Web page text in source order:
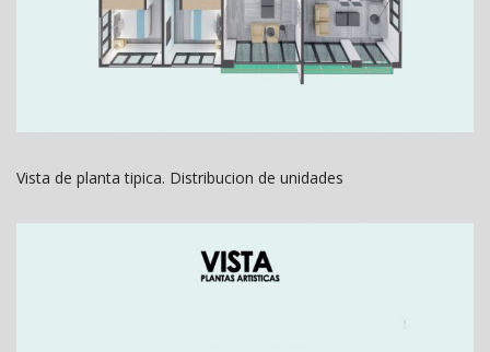
Vista de planta tipica. Distribucion de unidades